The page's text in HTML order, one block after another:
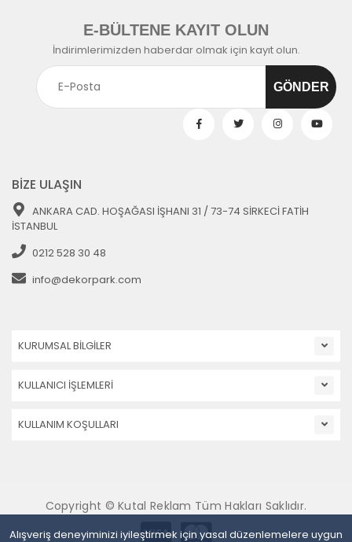
Alışveriş deneyiminizi iyileştirmek için yasal düzenlemelere uygun
E-BÜLTENE KAYIT OLUN
İndirimlerimizden haberdar olmak için kayıt olun.
BİZE ULAŞIN
ANKARA CAD. HOŞAĞASI İŞHANI 31 / 73-74 SİRKECİ FATİH
İSTANBUL
0212 528 30 48
info@dekorpark.com
KURUMSAL BİLGİLER
KULLANICI İŞLEMLERİ
KULLANIM KOŞULLARI
Copyright © Kutal Reklam Tüm Hakları Saklıdır.